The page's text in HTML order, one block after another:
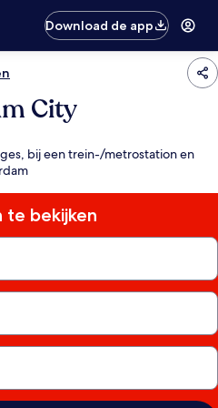
Download de app
City
bij een trein-/metrostation en
te bekijken